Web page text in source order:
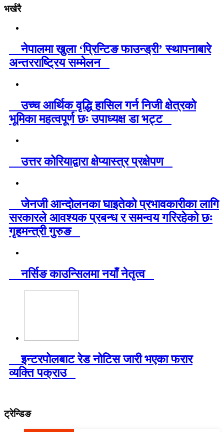
भर्खरै
नेपालमा खुला ‘प्रिन्टिङ फाउन्ड्री’ स्थापनाबारे
अन्तरराष्ट्रिय सम्मेलन
उच्च आर्थिक वृद्धि हासिल गर्न निजी क्षेत्रको
भूमिका महत्वपूर्ण छः उपाध्यक्ष डा भट्ट
उत्तर कोरियाद्वारा क्षेप्यास्त्र प्रक्षेपण
जेनजी आन्दोलनका घाइतेको प्रभावकारीका लागि
सरकारले आवश्यक प्रबन्ध र समन्वय गरिरहेको छः
गृहमन्त्री गुरुङ
नर्सिङ काउन्सिलमा नयाँ नेतृत्व
इन्टरपोलबाट रेड नोटिस जारी भएका फरार
व्यक्ति पक्राउ
ट्रेन्डिङ